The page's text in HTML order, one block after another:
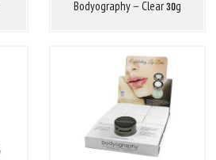
Bodyography – Clear 30g